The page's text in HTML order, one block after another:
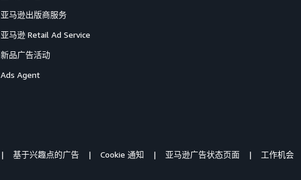
亚马逊出版商服务
亚马逊 Retail Ad Service
新品广告活动
Ads Agent
基于兴趣点的广告 Cookie 通知 亚马逊广告状态页面 工作机会